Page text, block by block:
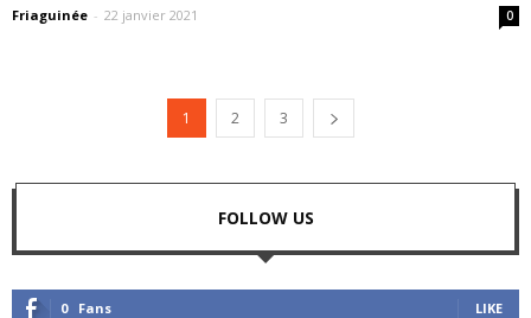
Friaguinée - 22 janvier 2021 0
1 2 3
FOLLOW US
0 Fans LIKE